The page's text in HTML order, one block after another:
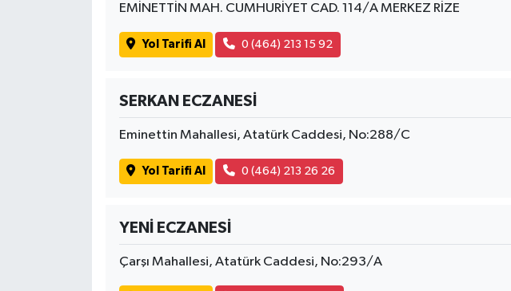
EMİNETTİN MAH. CUMHURİYET CAD. 114/A MERKEZ RİZE
Yol Tarifi Al 0 (464) 213 15 92
SERKAN ECZANESİ
Eminettin Mahallesi, Atatürk Caddesi, No:288/C
Yol Tarifi Al 0 (464) 213 26 26
YENİ ECZANESİ
Çarşı Mahallesi, Atatürk Caddesi, No:293/A